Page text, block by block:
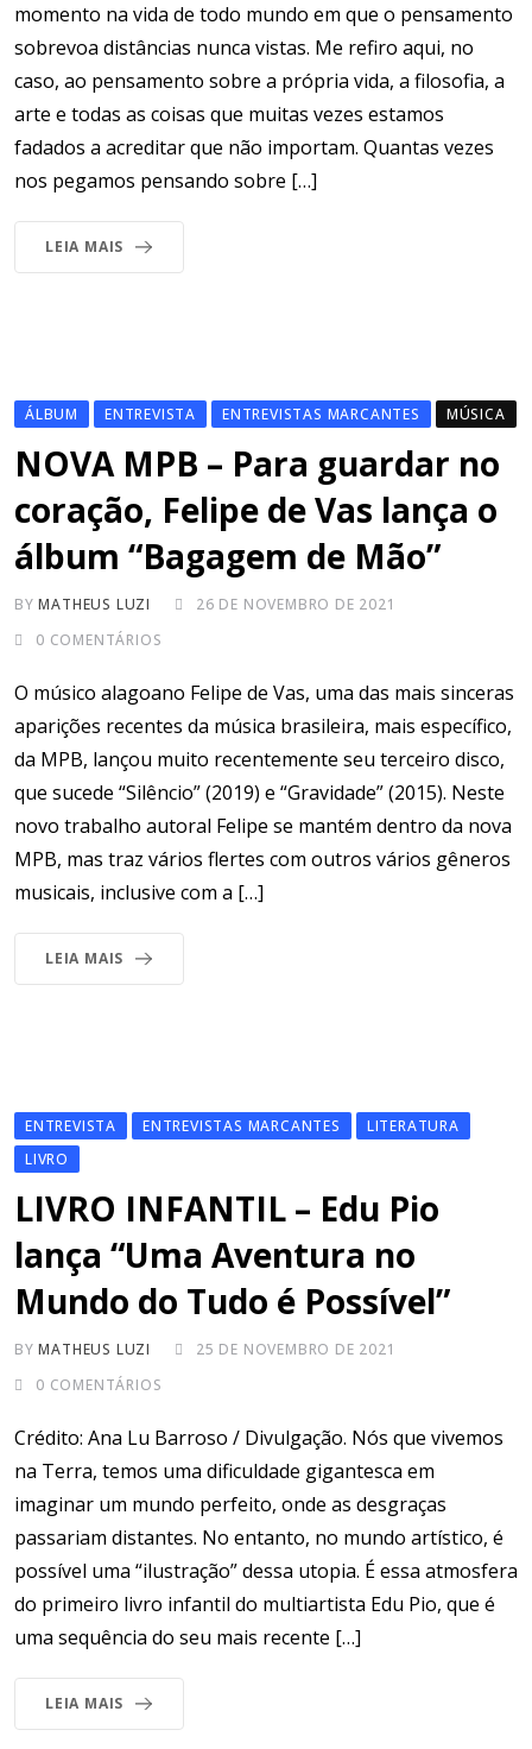
momento na vida de todo mundo em que o pensamento
sobrevoa distâncias nunca vistas. Me refiro aqui, no
caso, ao pensamento sobre a própria vida, a filosofia, a
arte e todas as coisas que muitas vezes estamos
fadados a acreditar que não importam. Quantas vezes
nos pegamos pensando sobre […]
LEIA MAIS
ÁLBUM ENTREVISTA ENTREVISTAS MARCANTES MÚSICA
NOVA MPB – Para guardar no
coração, Felipe de Vas lança o
álbum “Bagagem de Mão”
BYMATHEUS LUZI
26 DE NOVEMBRO DE 2021
0 COMENTÁRIOS
O músico alagoano Felipe de Vas, uma das mais sinceras
aparições recentes da música brasileira, mais específico,
da MPB, lançou muito recentemente seu terceiro disco,
que sucede “Silêncio” (2019) e “Gravidade” (2015). Neste
novo trabalho autoral Felipe se mantém dentro da nova
MPB, mas traz vários flertes com outros vários gêneros
musicais, inclusive com a […]
LEIA MAIS
ENTREVISTA ENTREVISTAS MARCANTES
LITERATURA
LIVRO
LIVRO INFANTIL – Edu Pio
lança “Uma Aventura no
Mundo do Tudo é Possível”
BYMATHEUS LUZI
25 DE NOVEMBRO DE 2021
0 COMENTÁRIOS
Crédito: Ana Lu Barroso / Divulgação. Nós que vivemos
na Terra, temos uma dificuldade gigantesca em
imaginar um mundo perfeito, onde as desgraças
passariam distantes. No entanto, no mundo artístico, é
possível uma “ilustração” dessa utopia. É essa atmosfera
do primeiro livro infantil do multiartista Edu Pio, que é
uma sequência do seu mais recente […]
LEIA MAIS